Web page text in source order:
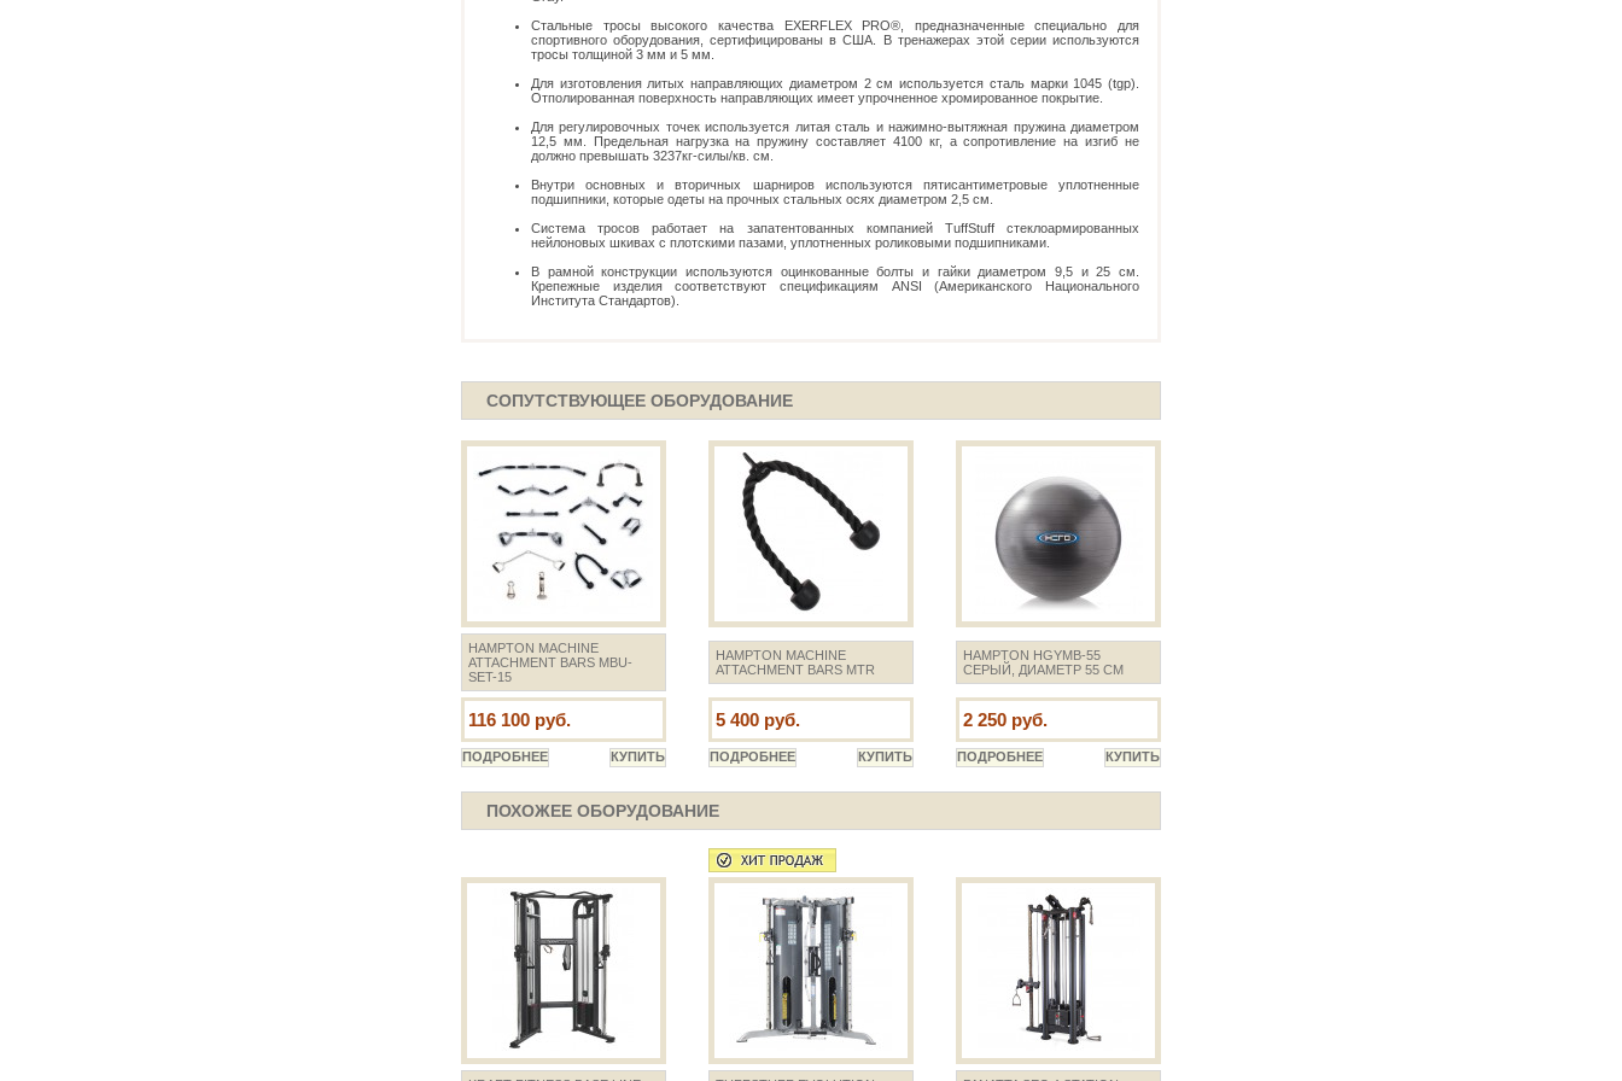
Стальные тросы высокого качества EXERFLEX PRO®, предназначенные специально для
спортивного оборудования, сертифицированы в США. В тренажерах этой серии используются
тросы толщиной 3 мм и 5 мм.
Для изготовления литых направляющих диаметром 2 см используется сталь марки 1045 (tgp).
Отполированная поверхность направляющих имеет упрочненное хромированное покрытие.
Для регулировочных точек используется литая сталь и нажимно-вытяжная пружина диаметром
12,5 мм. Предельная нагрузка на пружину составляет 4100 кг, а сопротивление на изгиб не
должно превышать 3237кг-силы/кв. см.
Внутри основных и вторичных шарниров используются пятисантиметровые уплотненные
подшипники, которые одеты на прочных стальных осях диаметром 2,5 см.
Система тросов работает на запатентованных компанией TuffStuff стеклоармированных
нейлоновых шкивах с плотскими пазами, уплотненных роликовыми подшипниками.
В рамной конструкции используются оцинкованные болты и гайки диаметром 9,5 и 25 см.
Крепежные изделия соответствуют спецификациям ANSI (Американского Национального
Института Стандартов).
СОПУТСТВУЮЩЕЕ ОБОРУДОВАНИЕ
HAMPTON MACHINE
ATTACHMENT BARS MBU-
SET-15
HAMPTON MACHINE
ATTACHMENT BARS MTR
HAMPTON HGYMB-55
СЕРЫЙ, ДИАМЕТР 55 СМ
116 100 руб. 5 400 руб. 2 250 руб.
ПОХОЖЕЕ ОБОРУДОВАНИЕ